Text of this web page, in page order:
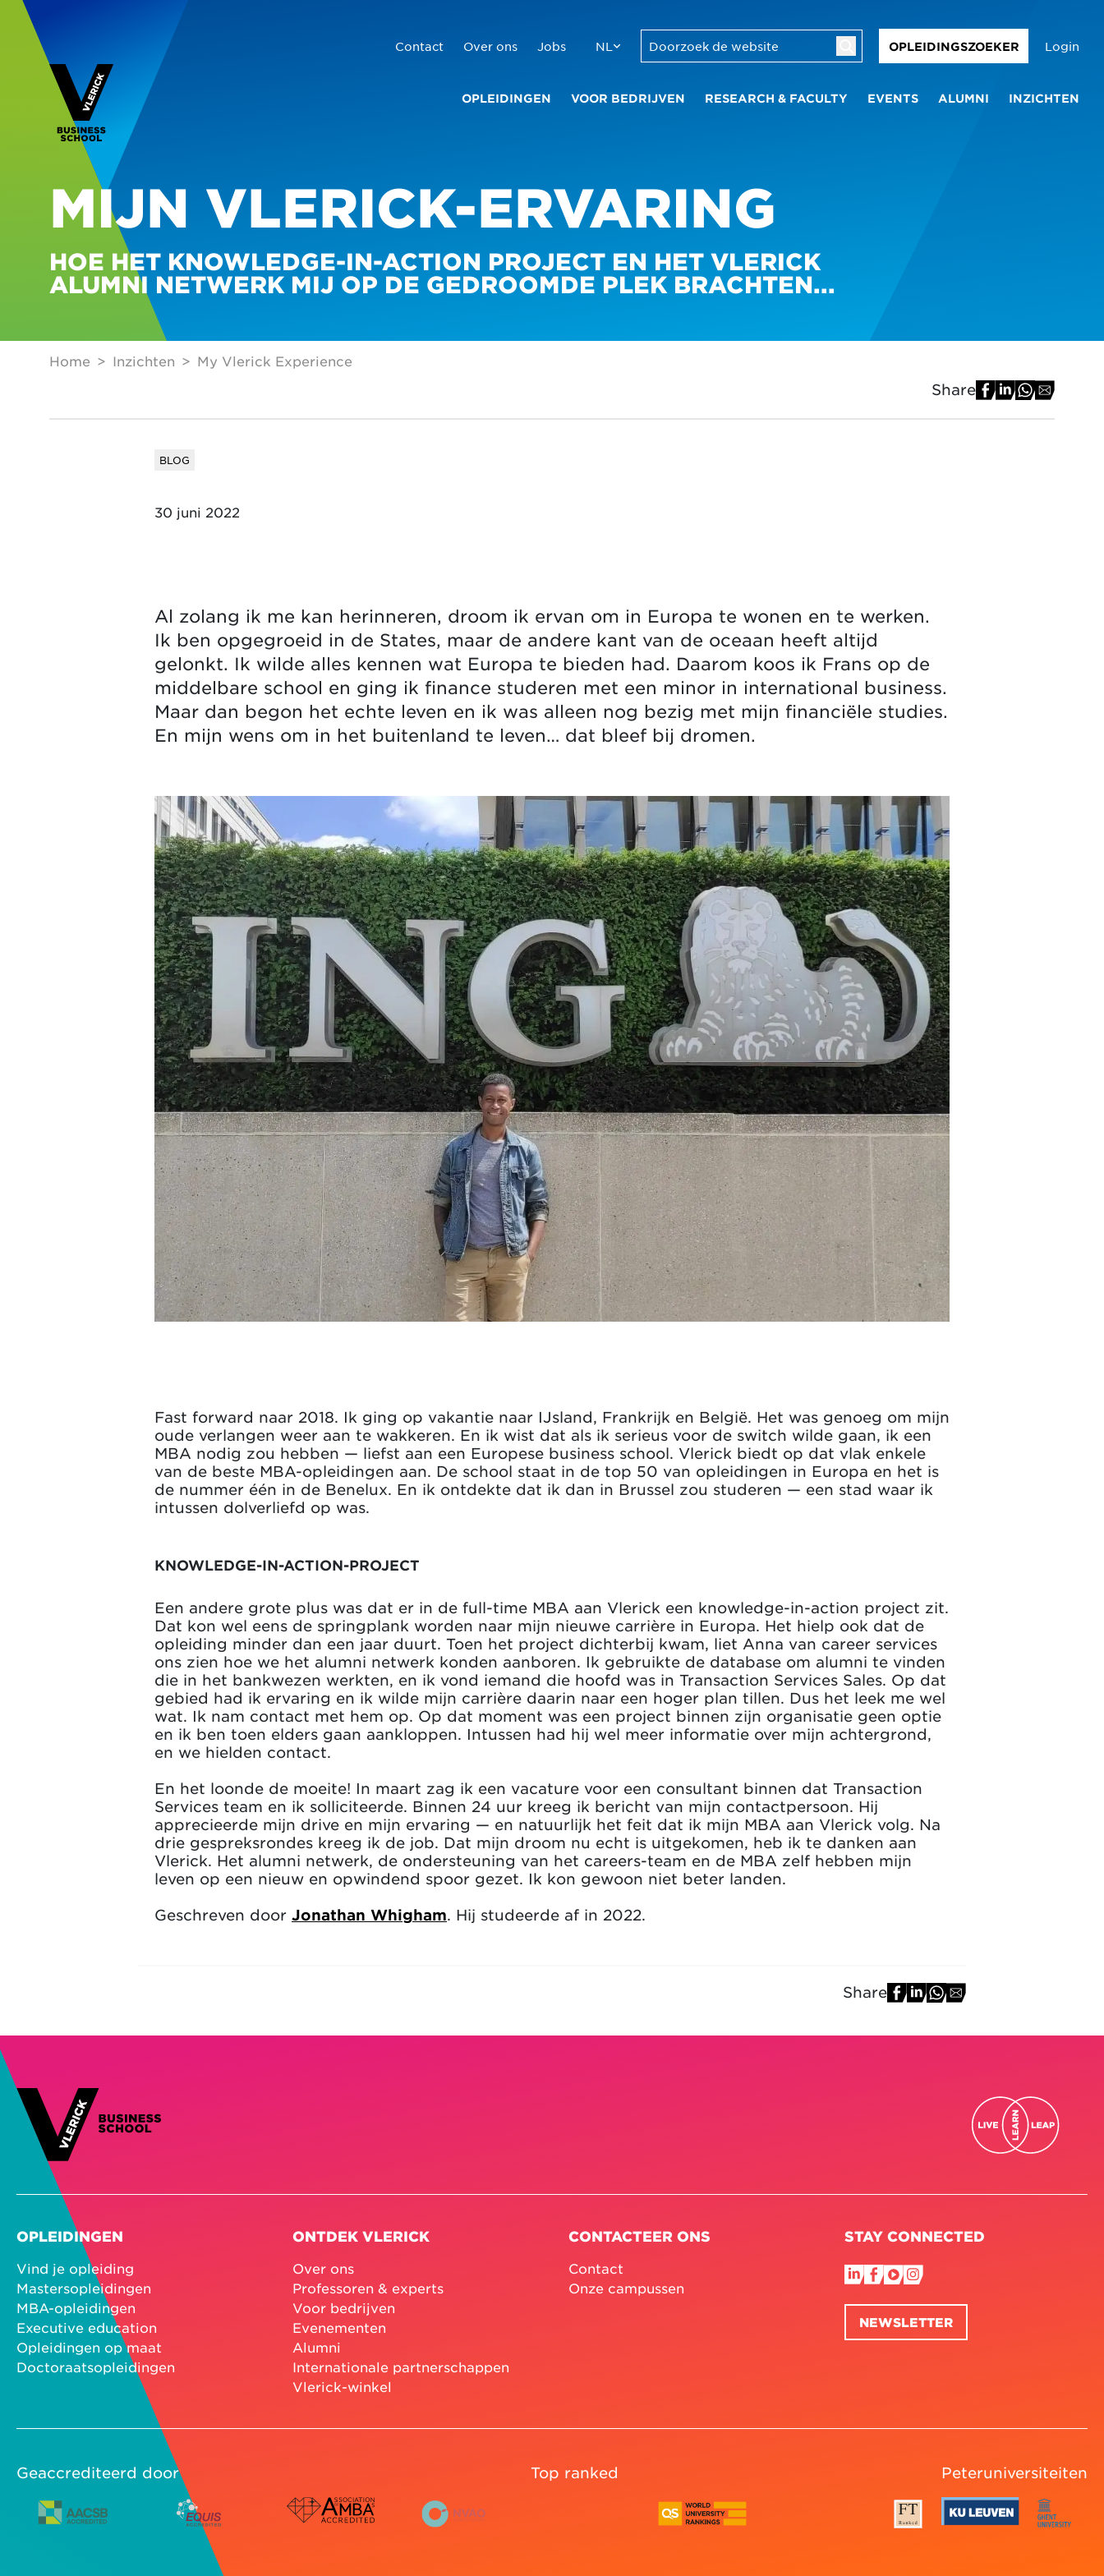
Contact Over ons Jobs NL OPLEIDINGSZOEKER Login
OPLEIDINGEN VOOR BEDRIJVEN RESEARCH & FACULTY EVENTS ALUMNI INZICHTEN
MIJN VLERICK-ERVARING
HOE HET KNOWLEDGE-IN-ACTION PROJECT EN HET VLERICK
ALUMNI NETWERK MIJ OP DE GEDROOMDE PLEK BRACHTEN...
Home Inzichten My Vlerick Experience
Share
BLOG
30 juni 2022
Al zolang ik me kan herinneren, droom ik ervan om in Europa te wonen en te werken.
Ik ben opgegroeid in de States, maar de andere kant van de oceaan heeft altijd
gelonkt. Ik wilde alles kennen wat Europa te bieden had. Daarom koos ik Frans op de
middelbare school en ging ik finance studeren met een minor in international business.
Maar dan begon het echte leven en ik was alleen nog bezig met mijn financiële studies.
En mijn wens om in het buitenland te leven… dat bleef bij dromen.
Fast forward naar 2018. Ik ging op vakantie naar IJsland, Frankrijk en België. Het was genoeg om mijn
oude verlangen weer aan te wakkeren. En ik wist dat als ik serieus voor de switch wilde gaan, ik een
MBA nodig zou hebben — liefst aan een Europese business school. Vlerick biedt op dat vlak enkele
van de beste MBA-opleidingen aan. De school staat in de top 50 van opleidingen in Europa en het is
de nummer één in de Benelux. En ik ontdekte dat ik dan in Brussel zou studeren — een stad waar ik
intussen dolverliefd op was.
KNOWLEDGE-IN-ACTION-PROJECT
Een andere grote plus was dat er in de full-time MBA aan Vlerick een knowledge-in-action project zit.
Dat kon wel eens de springplank worden naar mijn nieuwe carrière in Europa. Het hielp ook dat de
opleiding minder dan een jaar duurt. Toen het project dichterbij kwam, liet Anna van career services
ons zien hoe we het alumni netwerk konden aanboren. Ik gebruikte de database om alumni te vinden
die in het bankwezen werkten, en ik vond iemand die hoofd was in Transaction Services Sales. Op dat
gebied had ik ervaring en ik wilde mijn carrière daarin naar een hoger plan tillen. Dus het leek me wel
wat. Ik nam contact met hem op. Op dat moment was een project binnen zijn organisatie geen optie
en ik ben toen elders gaan aankloppen. Intussen had hij wel meer informatie over mijn achtergrond,
en we hielden contact.
En het loonde de moeite! In maart zag ik een vacature voor een consultant binnen dat Transaction
Services team en ik solliciteerde. Binnen 24 uur kreeg ik bericht van mijn contactpersoon. Hij
apprecieerde mijn drive en mijn ervaring — en natuurlijk het feit dat ik mijn MBA aan Vlerick volg. Na
drie gespreksrondes kreeg ik de job. Dat mijn droom nu echt is uitgekomen, heb ik te danken aan
Vlerick. Het alumni netwerk, de ondersteuning van het careers-team en de MBA zelf hebben mijn
leven op een nieuw en opwindend spoor gezet. Ik kon gewoon niet beter landen.
Geschreven door Jonathan Whigham. Hij studeerde af in 2022.
Share
OPLEIDINGEN
Vind je opleiding
Mastersopleidingen
MBA-opleidingen
Executive education
Opleidingen op maat
Doctoraatsopleidingen
ONTDEK VLERICK
Over ons
Professoren & experts
Voor bedrijven
Evenementen
Alumni
Internationale partnerschappen
Vlerick-winkel
CONTACTEER ONS
Contact
Onze campussen
STAY CONNECTED
NEWSLETTER
Geaccrediteerd door Top ranked Peteruniversiteiten